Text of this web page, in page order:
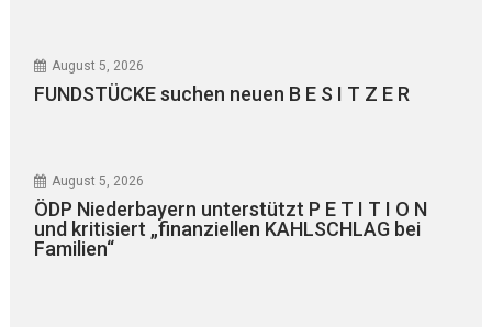
August 5, 2026
FUNDSTÜCKE suchen neuen B E S I T Z E R
August 5, 2026
ÖDP Niederbayern unterstützt P E T I T I O N
und kritisiert „finanziellen KAHLSCHLAG bei
Familien“